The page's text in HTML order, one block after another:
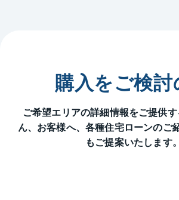
購入をご検討
ご希望エリアの詳細情報をご提供
ん、 お客様へ、各種住宅ローンのご
もご提案いたします。